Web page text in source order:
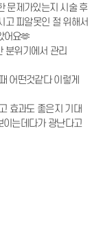
문제가있는지 시술 후
고 피알못인 절 위해서
어요🫶
분위기에서 관리
어떤것같다 이렇게
효과도 좋은지 기대
이는데다가 광난다고